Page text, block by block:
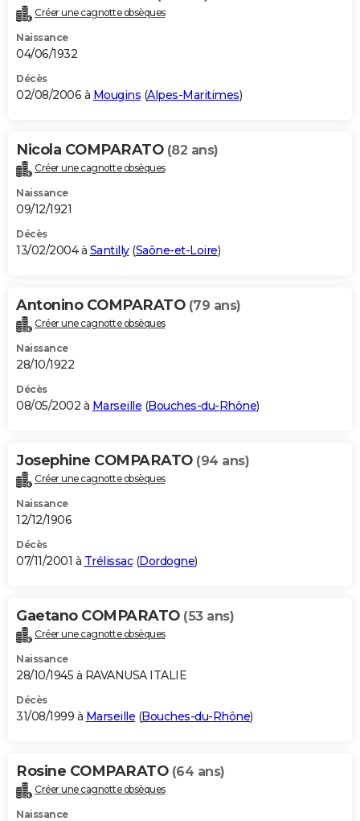
Créer une cagnotte obsèques
Naissance
04/06/1932
Décès
02/08/2006 à Mougins (Alpes-Maritimes)
Nicola COMPARATO (82 ans)
Créer une cagnotte obsèques
Naissance
09/12/1921
Décès
13/02/2004 à Santilly(Saône-et-Loire)
Antonino COMPARATO (79 ans)
Créer une cagnotte obsèques
Naissance
28/10/1922
Décès
08/05/2002 à Marseille (Bouches-du-Rhône)
Josephine COMPARATO (94 ans)
Créer une cagnotte obsèques
Naissance
12/12/1906
Décès
07/11/2001 à Trélissac(Dordogne)
Gaetano COMPARATO (53 ans)
Créer une cagnotte obsèques
Naissance
28/10/1945 à RAVANUSA ITALIE
Décès
31/08/1999 à Marseille (Bouches-du-Rhône)
Rosine COMPARATO (64 ans)
Créer une cagnotte obsèques
Naissance